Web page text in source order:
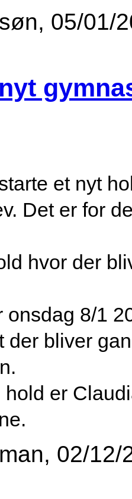
søn, 05/01/
et nyt
Det er for
hvor der
onsdag 8/1
der bliver
hold er
man, 02/12/